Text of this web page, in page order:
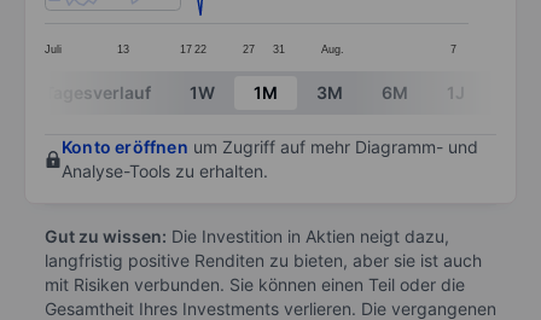
Juli 13 17 22 27 31 Aug. 7
End of interactive chart.
Tagesverlauf 1W 1M 3M 6M 1J
Konto eröffnen um Zugriff auf mehr Diagramm- und
Analyse-Tools zu erhalten.
Gut zu wissen: Die Investition in Aktien neigt dazu,
langfristig positive Renditen zu bieten, aber sie ist auch
mit Risiken verbunden. Sie können einen Teil oder die
Gesamtheit Ihres Investments verlieren. Die vergangenen